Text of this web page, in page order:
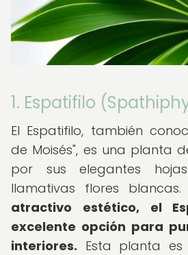
1. Espatifilo
El Espatifilo, también
de Moisés", es una planta
por sus elegantes
llamativas flores blancas.
atractivo estético, el
excelente opción para
interiores. Esta planta